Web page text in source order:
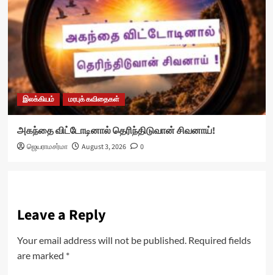
இலக்கியம் மரபுக் கவிதைகள்
அகந்தை விட்டோடினால் தெரிந்திடுவான் சிவனாய்!
ஜெயராமசர்மா August 3, 2026 0
Leave a Reply
Your email address will not be published. Required fields
are marked *